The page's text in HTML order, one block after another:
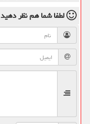
لطفا شما همنظر دهید